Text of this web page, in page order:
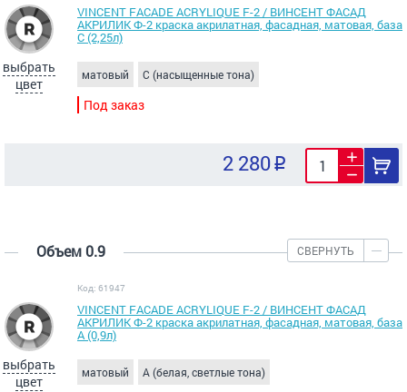
выбрать
цвет
VINCENT FACADE ACRYLIQUE F-2 / ВИНСЕНТ ФАСАД
АКРИЛИК Ф-2 краска акрилатная, фасадная, матовая, база
С (2,25л)
матовый C (насыщенные тона)
Под заказ
2 280
Объем 0.9 СВЕРНУТЬ
выбрать
цвет
Код: 61947
VINCENT FACADE ACRYLIQUE F-2 / ВИНСЕНТ ФАСАД
АКРИЛИК Ф-2 краска акрилатная, фасадная, матовая, база
А (0,9л)
матовый A (белая, светлые тона)